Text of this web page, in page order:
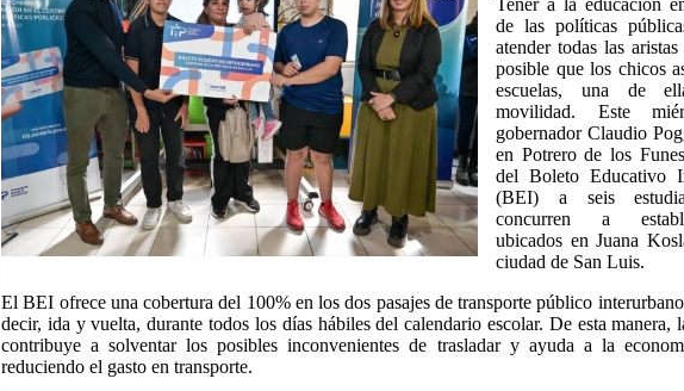
Tener a la educación
de las políticas
atender todas las
posible que los chicos
escuelas, una de
movilidad. Este
gobernador Claudio
en Potrero de los
del Boleto Educativo
(BEI) a seis
concurren a
ubicados en Juana
ciudad de San Luis.
El BEI ofrece una cobertura del 100% en los dos pasajes de transporte público
decir, ida y vuelta, durante todos los días hábiles del calendario escolar. De esta manera,
contribuye a solventar los posibles inconvenientes de trasladar y ayuda a la
reduciendo el gasto en transporte.